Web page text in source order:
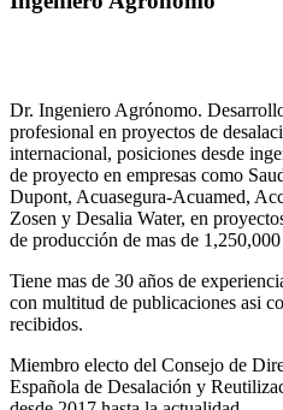
Dr. Ingeniero Agrónomo.
profesional en proyectos de
internacional, posiciones desde
de proyecto en empresas como
Dupont, Acuasegura-Acuamed,
Zosen y Desalia Water, en
de producción de mas de
Tiene mas de 30 años de
con multitud de publicaciones asi
recibidos.
Miembro electo del Consejo de
Española de Desalación y